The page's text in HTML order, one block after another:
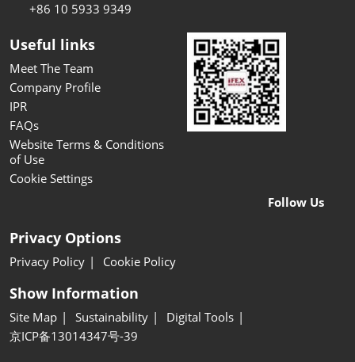
+86 10 5933 9349
Useful links
Meet The Team
Company Profile
IPR
FAQs
Website Terms & Conditions
of Use
Cookie Settings
Follow Us
Privacy Options
Privacy Policy Cookie Policy
Show Information
Site Map Sustainability
Digital Tools
京ICP备13014347号-39